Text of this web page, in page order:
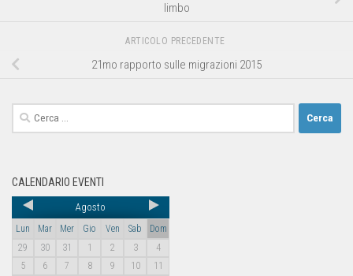
limbo
ARTICOLO PRECEDENTE
21mo rapporto sulle migrazioni 2015
CALENDARIO EVENTI
Agosto
Lun Mar Mer Gio Ven Sab
Dom
29
30 31 1 2 3
4
5
6 7 8 9 10
11